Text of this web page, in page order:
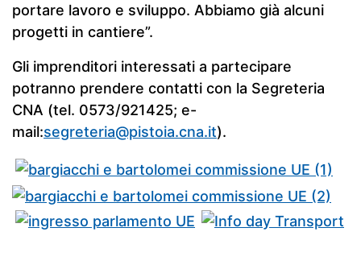
portare lavoro e sviluppo. Abbiamo già alcuni
progetti in cantiere”.
Gli imprenditori interessati a partecipare
potranno prendere contatti con la Segreteria
CNA (tel. 0573/921425; e-
mail:segreteria@pistoia.cna.it).